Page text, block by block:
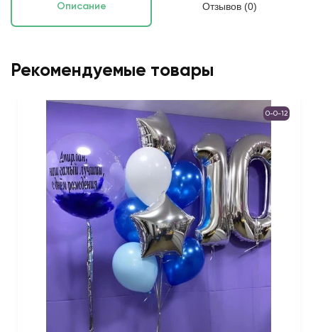
Описание Отзывов (0)
Рекомендуемые товары
0-0-12